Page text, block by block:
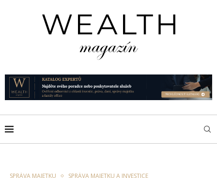
SPRÁVA MAJETKU SPRÁVA MAJETKU A INVESTICE